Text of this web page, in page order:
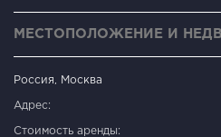
МЕСТОПОЛОЖЕНИЕ И
Россия, Москва
Адрес:
Стоимость аренды: